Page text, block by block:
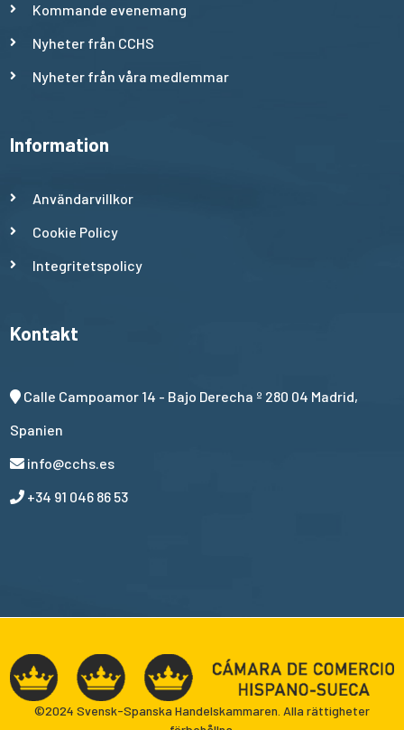
Kommande evenemang
Nyheter från CCHS
Nyheter från våra medlemmar
Information
Användarvillkor
Cookie Policy
Integritetspolicy
Kontakt
Calle Campoamor 14 - Bajo Derecha º 280 04 Madrid,
Spanien
info@cchs.es
+34 91 046 86 53
©2024 Svensk-Spanska Handelskammaren. Alla rättigheter